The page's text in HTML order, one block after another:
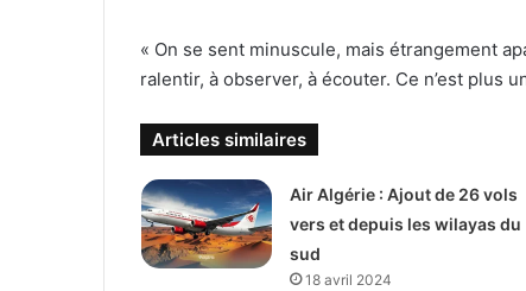
« On se sent minuscule, mais étrangement
ralentir, à observer, à écouter. Ce n’est plus
Articles similaires
Air Algérie : Ajout de 26 vols
vers et depuis les wilayas du
sud
18 avril 2024